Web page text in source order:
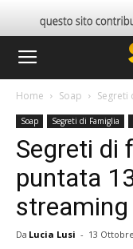
Home Soap Segreti
Soap Segreti di Famiglia
Segreti di
puntata
Da Lucia Lusi - 13